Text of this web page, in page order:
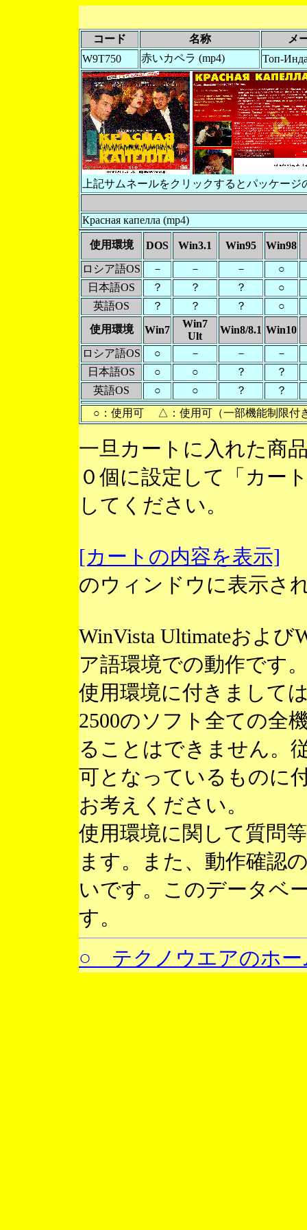
コード 名称
メ
W9T750
赤いカペラ (mp4) Топ-
上記サムネールをクリックするとパッケー
Красная капелла (mp4)
使用環境 DOS Win3.1 Win95
Win98
ロシア語OS
－ － －
○
日本語OS
？ ？ ？
○
英語OS
？ ？ ？
○
使用環境
Win7
Win7
Ult
Win8/8.1 Win10
ロシア語OS
○ － －
－
日本語OS
○ ○ ？
？
英語OS
○ ○ ？
？
○：使用可 △：使用可（一部機能制限
一旦カートに入れた商
０個に設定して「カー
してください。
[カートの内容を表示]
のウィンドウに表示さ
WinVista Ultimateおよ
ア語環境での動作です
使用環境に付きまして
2500のソフト全ての全
ることはできません。
可となっているものに
お考えください。
使用環境に関して質問
ます。また、動作確認
いです。このデータベ
す。
○ テクノウエアのホー